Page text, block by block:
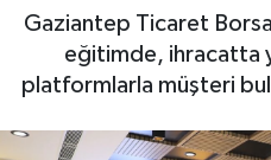
Gaziantep Ticaret
eğitimde, ihracatta
platformlarla müşteri
Haberler
Haber Arşivi